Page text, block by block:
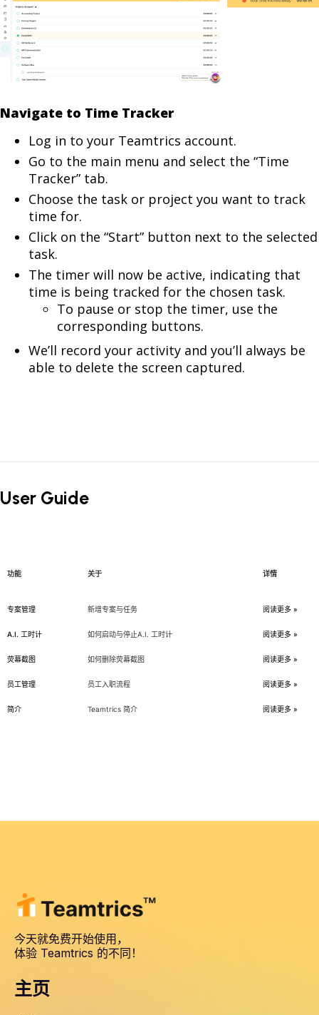
Navigate to Time Tracker
Log in to your Teamtrics account.
Go to the main menu and select the “Time
Tracker” tab.
Choose the task or project you want to track
time for.
Click on the “Start” button next to the selected
task.
The timer will now be active, indicating that
time is being tracked for the chosen task.
To pause or stop the timer, use the
corresponding buttons.
We’ll record your activity and you’ll always be
able to delete the screen captured.
User Guide
功能 关于 详情
专案管理 新增专案与任务 阅读更多 »
A.I. 工时计 如何启动与停止A.I. 工时计 阅读更多 »
荧幕截图 如何删除荧幕截图 阅读更多 »
员工管理 员工入职流程 阅读更多 »
简介 Teamtrics 简介 阅读更多 »
今天就免费开始使用，
体验 Teamtrics 的不同！
主页